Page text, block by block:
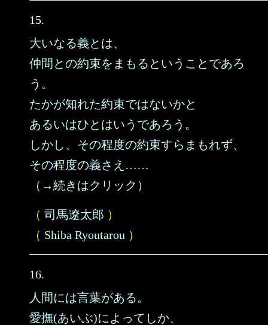
15.
大いなる義とは、
仲間との約束をまもるということであろ
う。
たかが知れた約束ではないかと
あるいはひとはいうであろう。
しかし、その程度の約束すらまもれず、
その程度の義さえ……
（→続きはクリック）
（ 司馬遼太郎 ）
（ Shiba Ryoutarou ）
16.
人間には言葉がある。
愛撫(あいぶ)によってしか、